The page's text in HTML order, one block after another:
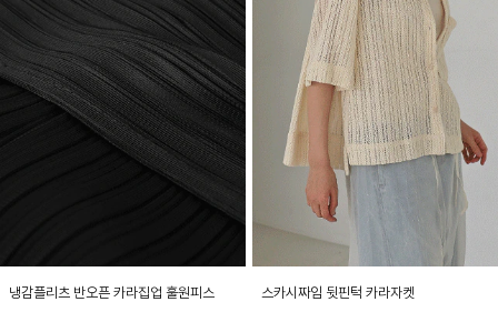
냉감플리츠 반오픈 카라집업 훌원피스 스카시짜임 뒷핀턱 카라자켓